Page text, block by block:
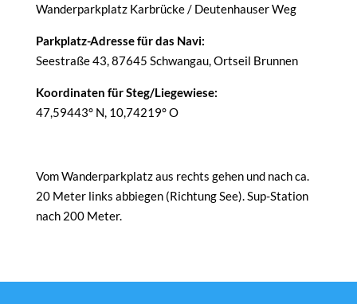
Wanderparkplatz Karbrücke / Deutenhauser Weg
Parkplatz-Adresse für das Navi:
Seestraße 43, 87645 Schwangau, Ortseil Brunnen
Koordinaten für Steg/Liegewiese:
47,59443° N, 10,74219° O
Vom Wanderparkplatz aus rechts gehen und nach ca.
20 Meter links abbiegen (Richtung See). Sup-Station
nach 200 Meter.